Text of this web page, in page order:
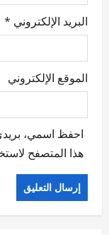
البريد الإلكتروني *
الموقع الإلكتروني
احفظ اسمي،
هذا المتصفح